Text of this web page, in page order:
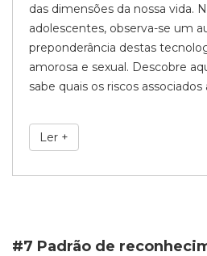
das dimensões da nossa vida.
adolescentes, observa-se um
preponderância destas
amorosa e sexual. Descobre
sabe quais os riscos associados
Ler +
#7 Padrão de